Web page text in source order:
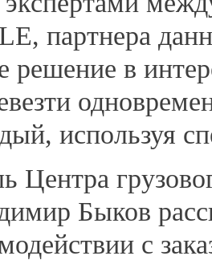
партнера
решение в
используя
Центра
Быков
с